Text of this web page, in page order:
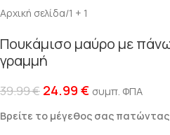
Αρχική σελίδα/1 + 1
Πουκάμισο μαύρο με
γραμμή
39.99€ 24.99 € συμπ. ΦΠΑ
Βρείτε το μέγεθος σας πατώντας